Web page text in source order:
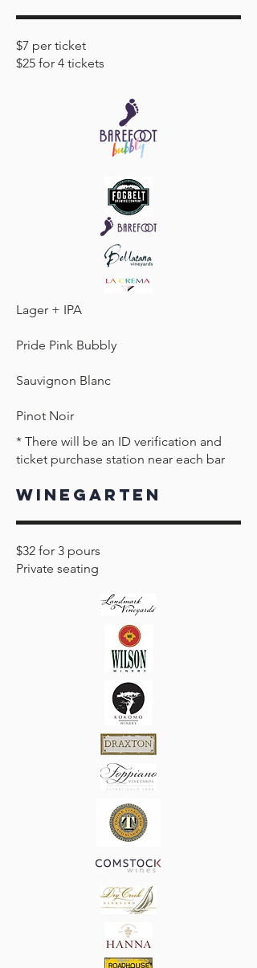
$7 per ticket
$25 for 4 tickets
Lager + IPA
Pride Pink Bubbly
Sauvignon Blanc
Pinot Noir
* There will be an ID verification and
ticket purchase station near each bar
Winegarten
$32 for 3 pours
Private seating